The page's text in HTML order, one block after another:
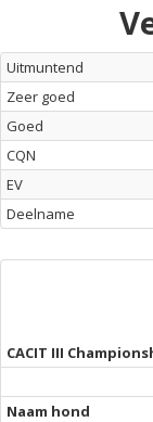
Uitmuntend
Zeer goed
Goed
CQN
EV
Deelname
CACIT III
Naam hond